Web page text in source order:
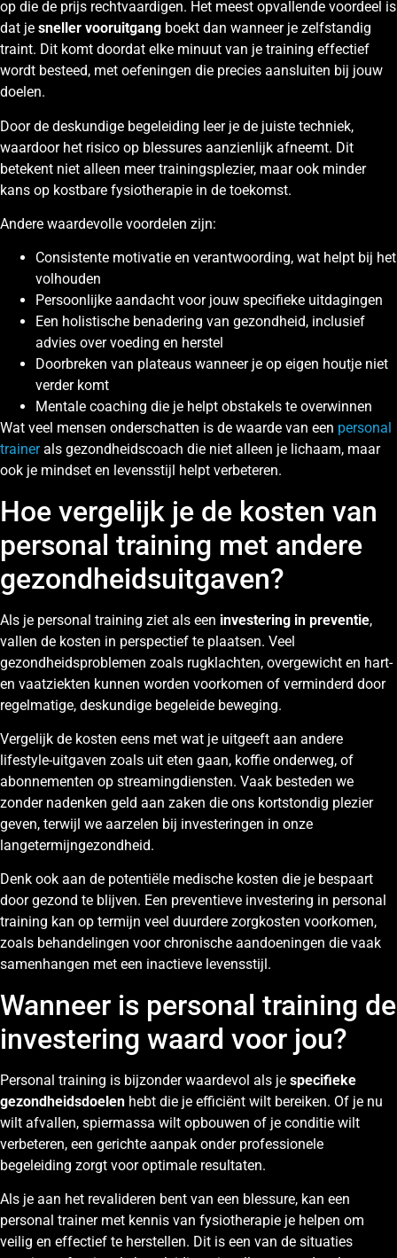
op die de prijs rechtvaardigen. Het meest opvallende voordeel is
dat je sneller vooruitgang boekt dan wanneer je zelfstandig
traint. Dit komt doordat elke minuut van je training effectief
wordt besteed, met oefeningen die precies aansluiten bij jouw
doelen.
Door de deskundige begeleiding leer je de juiste techniek,
waardoor het risico op blessures aanzienlijk afneemt. Dit
betekent niet alleen meer trainingsplezier, maar ook minder
kans op kostbare fysiotherapie in de toekomst.
Andere waardevolle voordelen zijn:
Consistente motivatie en verantwoording, wat helpt bij het
volhouden
Persoonlijke aandacht voor jouw specifieke uitdagingen
Een holistische benadering van gezondheid, inclusief
advies over voeding en herstel
Doorbreken van plateaus wanneer je op eigen houtje niet
verder komt
Mentale coaching die je helpt obstakels te overwinnen
Wat veel mensen onderschatten is de waarde van een personal
trainerals gezondheidscoach die niet alleen je lichaam, maar
ook je mindset en levensstijl helpt verbeteren.
Hoe vergelijk je de kosten van
personal training met andere
gezondheidsuitgaven?
Als je personal training ziet als een investering in preventie,
vallen de kosten in perspectief te plaatsen. Veel
gezondheidsproblemen zoals rugklachten, overgewicht en hart-
en vaatziekten kunnen worden voorkomen of verminderd door
regelmatige, deskundige begeleide beweging.
Vergelijk de kosten eens met wat je uitgeeft aan andere
lifestyle-uitgaven zoals uit eten gaan, koffie onderweg, of
abonnementen op streamingdiensten. Vaak besteden we
zonder nadenken geld aan zaken die ons kortstondig plezier
geven, terwijl we aarzelen bij investeringen in onze
langetermijngezondheid.
Denk ook aan de potentiële medische kosten die je bespaart
door gezond te blijven. Een preventieve investering in personal
training kan op termijn veel duurdere zorgkosten voorkomen,
zoals behandelingen voor chronische aandoeningen die vaak
samenhangen met een inactieve levensstijl.
Wanneer is personal training de
investering waard voor jou?
Personal training is bijzonder waardevol als je specifieke
gezondheidsdoelen hebt die je efficiënt wilt bereiken. Of je nu
wilt afvallen, spiermassa wilt opbouwen of je conditie wilt
verbeteren, een gerichte aanpak onder professionele
begeleiding zorgt voor optimale resultaten.
Als je aan het revalideren bent van een blessure, kan een
personal trainer met kennis van fysiotherapie je helpen om
veilig en effectief te herstellen. Dit is een van de situaties